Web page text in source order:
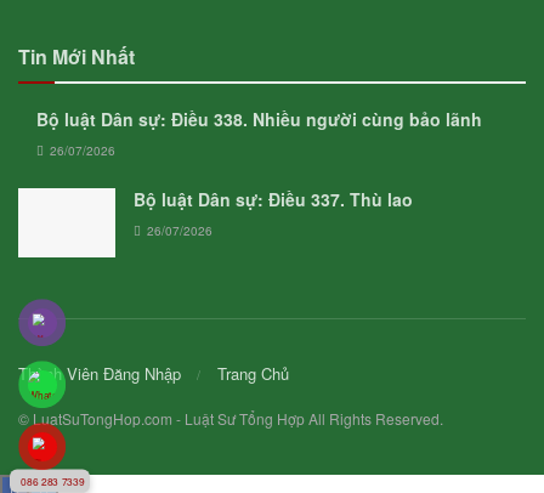
Tin Mới Nhất
Bộ luật Dân sự: Điều 338. Nhiều người cùng bảo lãnh
26/07/2026
Bộ luật Dân sự: Điều 337. Thù lao
26/07/2026
Thành Viên Đăng Nhập Trang Chủ
© LuatSuTongHop.com - Luật Sư Tổng Hợp All Rights Reserved.
086 283 7339